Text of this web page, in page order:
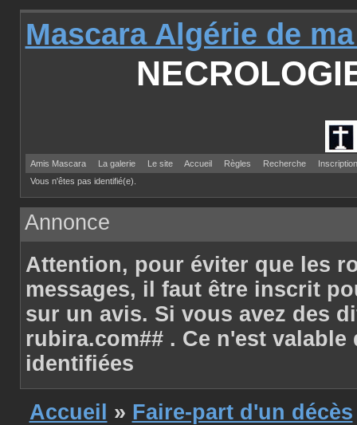
Mascara Algérie de
Amis Mascara La galerie Le site Accueil Règles Recherche
Inscription
Vous n'êtes pas identifié(e).
Annonce
Attention, pour éviter que les
messages, il faut être inscrit
sur un avis. Si vous avez des
rubira.com## . Ce n'est
identifiées
Accueil » Faire-part d'un décès